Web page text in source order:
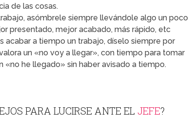
de las cosas.
asómbrele siempre llevándole algo un poco
presentado, mejor acabado, más rápido, etc
acabar a tiempo un trabajo, díselo siempre por
un «no voy a llegar», con tiempo para tomar
«no he llegado» sin haber avisado a tiempo.
PARA LUCIRSE ANTE EL JEFE?